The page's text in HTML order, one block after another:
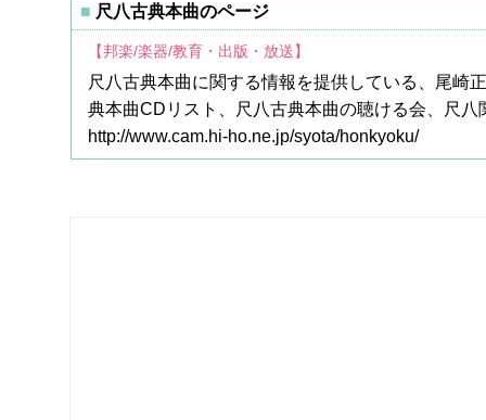
尺八古典本曲のページ
【邦楽/楽器/教育・出版・放送】
尺八古典本曲に関する情報を提供している、尾崎
典本曲CDリスト、尺八古典本曲の聴ける会、尺
http://www.cam.hi-ho.ne.jp/syota/honkyoku/